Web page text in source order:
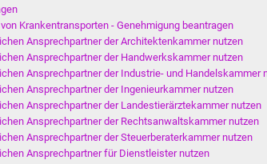
Krankentransporten - Genehmigung beantragen
Ansprechpartner der Architektenkammer nutzen
Ansprechpartner der Handwerkskammer nutzen
Ansprechpartner der Industrie- und Handelskammer
Ansprechpartner der Ingenieurkammer nutzen
Ansprechpartner der Landestierärztekammer nutzen
Ansprechpartner der Rechtsanwaltskammer nutzen
Ansprechpartner der Steuerberaterkammer nutzen
Ansprechpartner für Dienstleister nutzen